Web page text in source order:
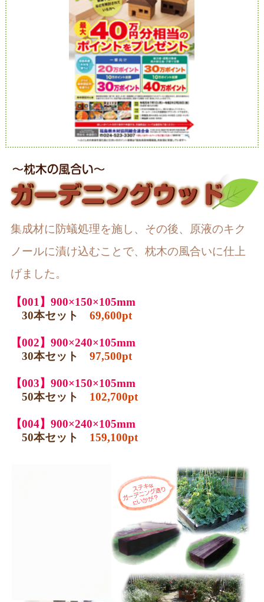
集成材に防蟻処理を施し、その後、原液のキク
ノールに漬け込むことで、枕木の風合いに仕上
げました。
【001】900×150×105mm
30本セット 69,600pt
【002】900×240×105mm
30本セット 97,500pt
【003】900×150×105mm
50本セット 102,700pt
【004】900×240×105mm
50本セット 159,100pt